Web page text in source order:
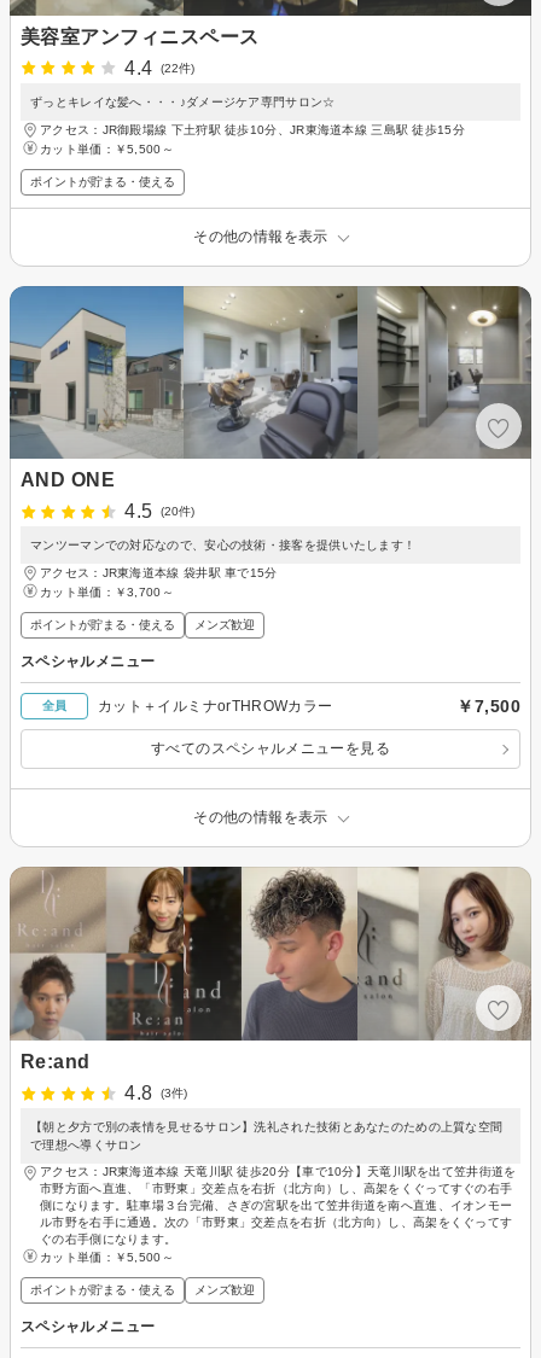
美容室アンフィニスペース
4.4
(22件)
ずっとキレイな髪へ・・・♪ダメージケア専門サロン☆
アクセス：JR御殿場線 下土狩駅 徒歩10分、JR東海道本線 三島駅 徒歩15分
カット単価： ￥5,500～
ポイントが貯まる・使える
その他の情報を表示
AND ONE
4.5
(20件)
マンツーマンでの対応なので、安心の技術・接客を提供いたします！
アクセス：JR東海道本線 袋井駅 車で15分
カット単価： ￥3,700～
ポイントが貯まる・使える メンズ歓迎
スペシャルメニュー
全員 カット＋イルミナorTHROWカラー ￥7,500
すべてのスペシャルメニューを見る
その他の情報を表示
Re:and
4.8
(3件)
【朝と夕方で別の表情を見せるサロン】洗礼された技術とあなたのための上質な空間
で理想へ導くサロン
アクセス：JR東海道本線 天竜川駅 徒歩20分【車で10分】天竜川駅を出て笠井街道を
市野方面へ直進、「市野東」交差点を右折（北方向）し、高架をくぐってすぐの右手
側になります。駐車場３台完備、さぎの宮駅を出て笠井街道を南へ直進、イオンモー
ル市野を右手に通過。次の「市野東」交差点を右折（北方向）し、高架をくぐってす
ぐの右手側になります。
カット単価： ￥5,500～
ポイントが貯まる・使える メンズ歓迎
スペシャルメニュー